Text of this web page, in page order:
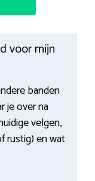
voor mijn
banden
je over na
velgen,
rustig) en wat